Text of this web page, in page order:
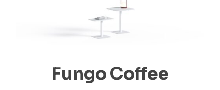
Fungo Coffee